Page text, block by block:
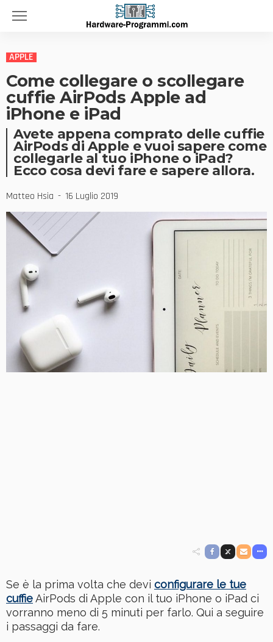
APPLE
Come collegare o scollegare
cuffie AirPods Apple ad
iPhone e iPad
Avete appena comprato delle cuffie
AirPods di Apple e vuoi sapere come
collegarle al tuo iPhone o iPad?
Ecco cosa devi fare e sapere allora.
Matteo Hsia 16 Luglio 2019
Se è la prima volta che devi configurare le tue
cuffieAirPods di Apple con il tuo iPhone o iPad ci
vorranno meno di 5 minuti per farlo. Qui a seguire
i passaggi da fare.